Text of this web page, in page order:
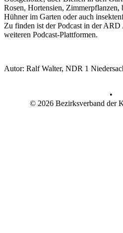
Rosen, Hortensien, Zimmerpflanzen,
Hühner im Garten oder auch
Zu finden ist der Podcast in der
weiteren Podcast-Plattformen.
Autor: Ralf Walter, NDR 1
•
© 2026 Bezirksverband der